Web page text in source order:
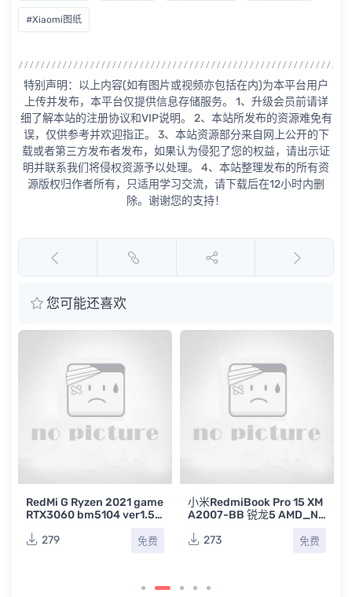
#Xiaomi图纸
特别声明：以上内容(如有图片或视频亦包括在内)为本平台用户
上传并发布，本平台仅提供信息存储服务。 1、升级会员前请详
细了解本站的注册协议和VIP说明。 2、本站所发布的资源难免有
误，仅供参考并欢迎指正。 3、本站资源部分来自网上公开的下
载或者第三方发布者发布，如果认为侵犯了您的权益，请出示证
明并联系我们将侵权资源予以处理。 4、本站整理发布的所有资
源版权归作者所有，只适用学习交流，请下载后在12小时内删
除。谢谢您的支持！
您可能还喜欢
RedMi G Ryzen 2021 game
RTX3060 bm5104 ver1.5
279
免费
小米RedmiBook Pro 15 XM
A2007-BB 锐龙5 AMD_NB
米笔记本维修电路图纸
273 免费